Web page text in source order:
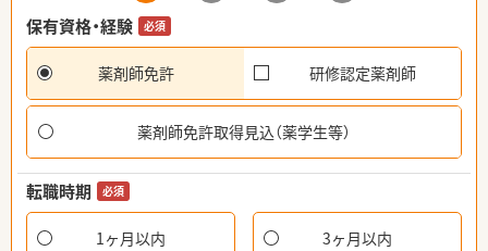
保有資格・経験
必須
薬剤師免許 研修認定薬剤師
薬剤師免許取得見込（薬学生等）
転職時期 必須
1ヶ月以内 3ヶ月以内